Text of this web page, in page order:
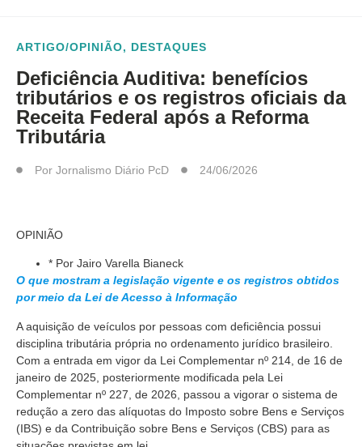
ARTIGO/OPINIÃO, DESTAQUES
Deficiência Auditiva: benefícios
tributários e os registros oficiais da
Receita Federal após a Reforma
Tributária
Por Jornalismo Diário PcD 24/06/2026
OPINIÃO
* Por Jairo Varella Bianeck
O que mostram a legislação vigente e os registros obtidos
por meio da Lei de Acesso à Informação
A aquisição de veículos por pessoas com deficiência possui
disciplina tributária própria no ordenamento jurídico brasileiro.
Com a entrada em vigor da Lei Complementar nº 214, de 16 de
janeiro de 2025, posteriormente modificada pela Lei
Complementar nº 227, de 2026, passou a vigorar o sistema de
redução a zero das alíquotas do Imposto sobre Bens e Serviços
(IBS) e da Contribuição sobre Bens e Serviços (CBS) para as